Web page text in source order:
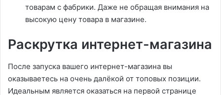
товарам с фабрики. Даже не обращая внимания на
высокую цену товара в магазине.
Раскрутка интернет-магазина
После запуска вашего интернет-магазина вы
оказываетесь на очень далёкой от топовых позиции.
Идеальным является оказаться на первой странице